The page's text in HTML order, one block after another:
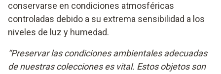
conservarse en condiciones atmosféricas
controladas debido a su extrema sensibilidad a los
niveles de luz y humedad.
“Preservar las condiciones ambientales adecuadas
de nuestras colecciones es vital. Estos objetos son